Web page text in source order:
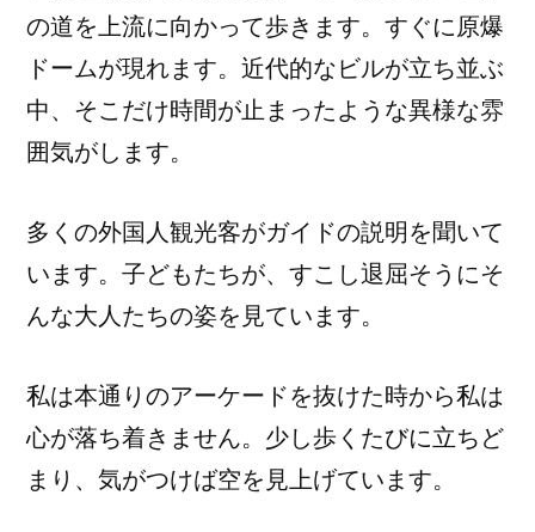
の道を上流に向かって歩きます。すぐに原爆
ドームが現れます。近代的なビルが立ち並ぶ
中、そこだけ時間が止まったような異様な雰
囲気がします。
多くの外国人観光客がガイドの説明を聞いて
います。子どもたちが、すこし退屈そうにそ
んな大人たちの姿を見ています。
私は本通りのアーケードを抜けた時から私は
心が落ち着きません。少し歩くたびに立ちど
まり、気がつけば空を見上げています。